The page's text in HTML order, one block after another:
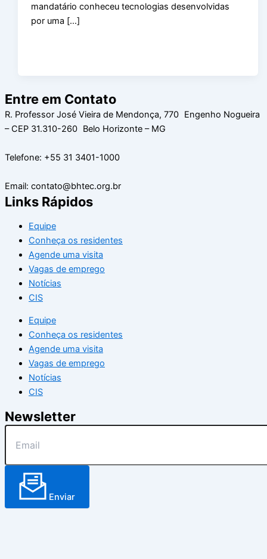
mandatário conheceu tecnologias desenvolvidas
por uma […]
Entre em Contato
R. Professor José Vieira de Mendonça, 770 Engenho Nogueira
– CEP 31.310-260 Belo Horizonte – MG
Telefone: +55 31 3401-1000
Email: contato@bhtec.org.br
Links Rápidos
Equipe
Conheça os residentes
Agende uma visita
Vagas de emprego
Notícias
CIS
Equipe
Conheça os residentes
Agende uma visita
Vagas de emprego
Notícias
CIS
Newsletter
Enviar